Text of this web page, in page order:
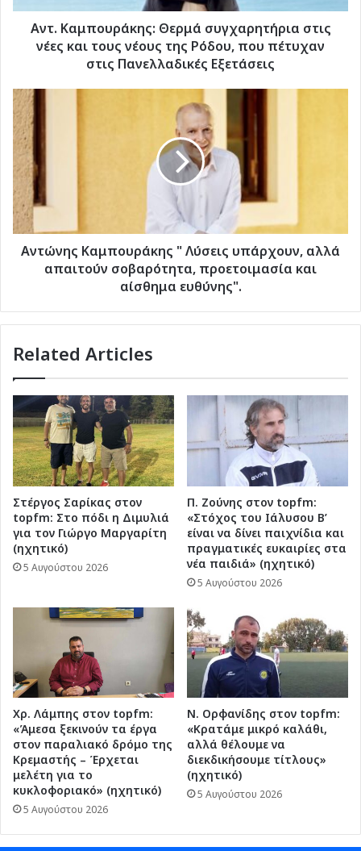
νέους
Ρόδου,
στις
Πανελλαδικές
Εξετάσεις
Αντ. Καμπουράκης: Θερμά συγχαρητήρια στις
νέες και τους νέους της Ρόδου, που πέτυχαν
στις Πανελλαδικές Εξετάσεις
Aντώνης
Καμπουράκης
"
Λύσεις
υπάρχουν,
αλλά
απαιτούν
σοβαρότητα,
προετοιμασία
και
αίσθημα
Aντώνης Καμπουράκης " Λύσεις υπάρχουν, αλλά
απαιτούν σοβαρότητα, προετοιμασία και
αίσθημα ευθύνης".
Related Articles
Στέργος Σαρίκας στον
topfm: Στο πόδι η Διμυλιά
για τον Γιώργο Μαργαρίτη
(ηχητικό)
5 Αυγούστου 2026
Π. Ζούνης στον topfm:
«Στόχος του Ιάλυσου Β’
είναι να δίνει παιχνίδια και
πραγματικές ευκαιρίες στα
νέα παιδιά» (ηχητικό)
5 Αυγούστου 2026
Χρ. Λάμπης στον topfm:
«Άμεσα ξεκινούν τα έργα
στον παραλιακό δρόμο της
Κρεμαστής – Έρχεται
μελέτη για το
κυκλοφοριακό» (ηχητικό)
5 Αυγούστου 2026
Ν. Ορφανίδης στον topfm:
«Κρατάμε μικρό καλάθι,
αλλά θέλουμε να
διεκδικήσουμε τίτλους»
(ηχητικό)
5 Αυγούστου 2026